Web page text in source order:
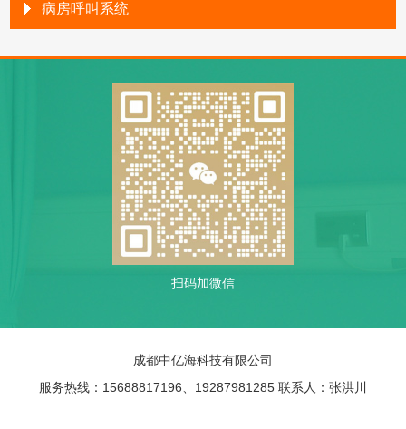
病房呼叫系统
扫码加微信
成都中亿海科技有限公司
服务热线：15688817196、19287981285 联系人：张洪川